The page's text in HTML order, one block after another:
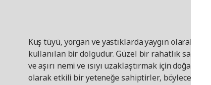
Kuş tüyü, yorgan ve yastıklarda yaygın olarak
kullanılan bir dolgudur. Güzel bir rahatlık sağlarlar
ve aşırı nemi ve ısıyı uzaklaştırmak için doğal
olarak etkili bir yeteneğe sahiptirler, böylece bütün